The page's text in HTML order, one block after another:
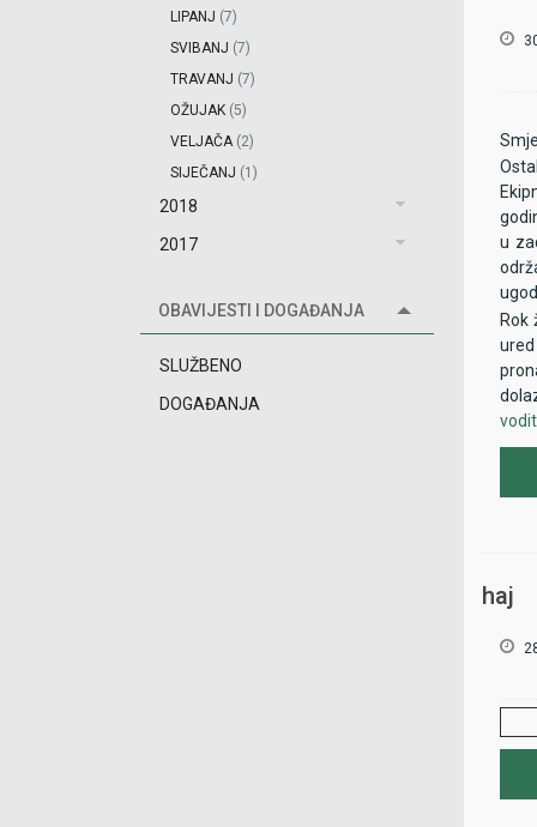
LIPANJ (7)
SVIBANJ (7)
TRAVANJ (7)
OŽUJAK (5)
VELJAČA (2)
SIJEČANJ (1)
2018
2017
OBAVIJESTI I DOGAĐANJA
SLUŽBENO
DOGAĐANJA
na
Na
u
Rok
haj